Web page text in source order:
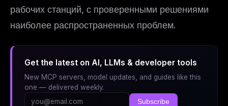
рабочих станций, с проверенными решениями
наиболее распространенных проблем.
Get the latest on AI, LLMs & developer tools
New MCP servers, model updates, and guides like this
one — delivered weekly.
Subscribe